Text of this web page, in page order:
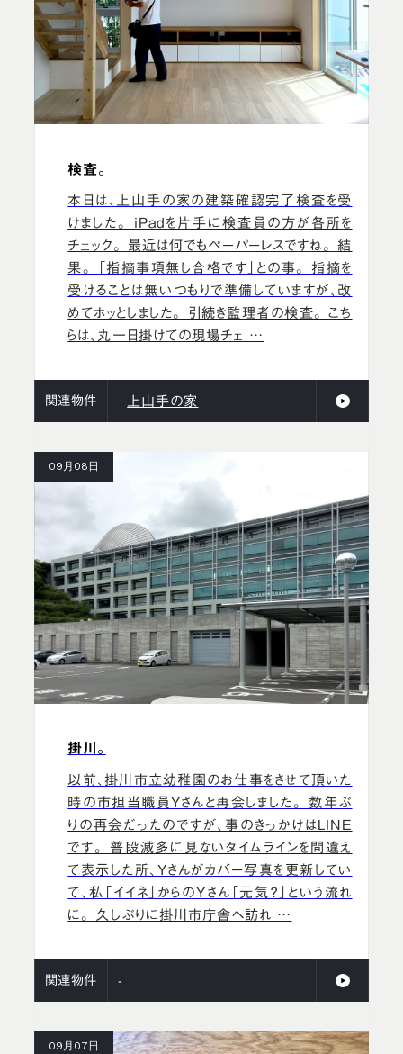
検査。
本日は、上山手の家の建築確認完了検査を受
けました。 iPadを片手に検査員の方が各所を
チェック。 最近は何でもペーパーレスですね。 結
果。 「指摘事項無し合格です」との事。 指摘を
受けることは無いつもりで準備していますが、改
めてホッとしました。 引続き監理者の検査。 こち
らは、丸一日掛けての現場チェ …
関連物件 上山手の家
09月08日
掛川。
以前、掛川市立幼稚園のお仕事をさせて頂いた
時の市担当職員Yさんと再会しました。 数年ぶ
りの再会だったのですが、事のきっかけはLINE
です。 普段滅多に見ないタイムラインを間違え
て表示した所、Yさんがカバー写真を更新してい
て、私「イイネ」からのYさん「元気？」という流れ
に。 久しぶりに掛川市庁舎へ訪れ …
関連物件 -
09月07日